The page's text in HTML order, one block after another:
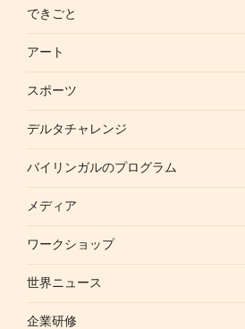
できごと
アート
スポーツ
デルタチャレンジ
バイリンガルのプログラム
メディア
ワークショップ
世界ニュース
企業研修